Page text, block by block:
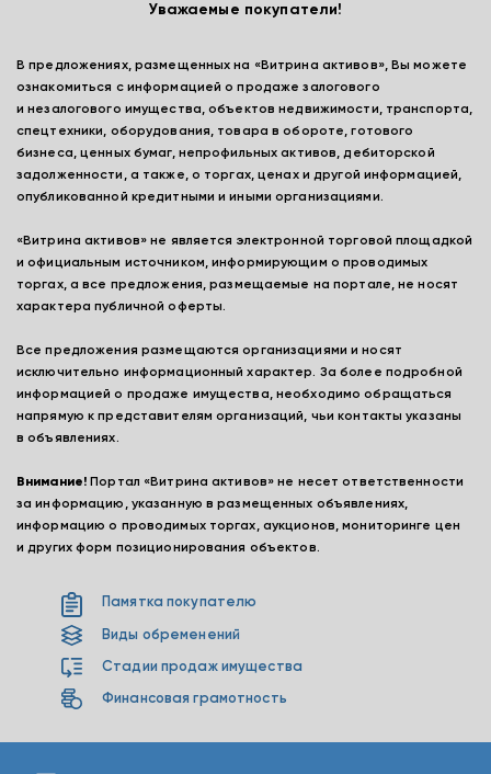
Уважаемые покупатели!
В предложениях, размещенных на «Витрина активов», Вы можете
ознакомиться с информацией о продаже залогового
и незалогового имущества, объектов недвижимости, транспорта,
спецтехники, оборудования, товара в обороте, готового
бизнеса, ценных бумаг, непрофильных активов, дебиторской
задолженности, а также, о торгах, ценах и другой информацией,
опубликованной кредитными и иными организациями.
«Витрина активов» не является электронной торговой площадкой
и официальным источником, информирующим о проводимых
торгах, а все предложения, размещаемые на портале, не носят
характера публичной оферты.
Все предложения размещаются организациями и носят
исключительно информационный характер. За более подробной
информацией о продаже имущества, необходимо обращаться
напрямую к представителям организаций, чьи контакты указаны
в объявлениях.
Внимание! Портал «Витрина активов» не несет ответственности
за информацию, указанную в размещенных объявлениях,
информацию о проводимых торгах, аукционов, мониторинге цен
и других форм позиционирования объектов.
Памятка покупателю
Виды обременений
Стадии продаж имущества
Финансовая грамотность